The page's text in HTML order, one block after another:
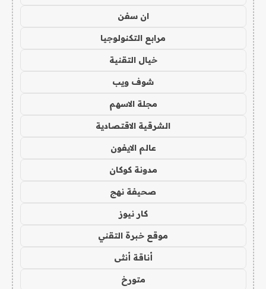
ان سفن
مرابع التكنولوجيا
خيال التقنية
شوف ويب
مجلة الاسهم
الشرقية الاقتصادية
عالم الايفون
مدونة كوكان
صحيفة نهج
كار نيوز
موقع خبرة التقني
أناقة أنثى
متورخ